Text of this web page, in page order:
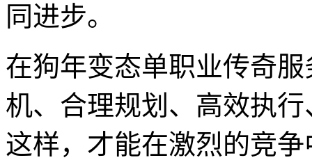
同进步。
在狗年变态单职业传奇
机、合理规划、高效执
这样，才能在激烈的竞